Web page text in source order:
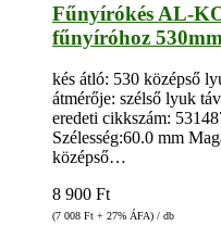
Fűnyírókés AL-
fűnyíróhoz 530mm
kés átló: 530 középső
átmérője: szélső lyuk
eredeti cikkszám:
Szélesség:60.0 mm
középső…
8 900 Ft
(7 008 Ft + 27% ÁFA) / db